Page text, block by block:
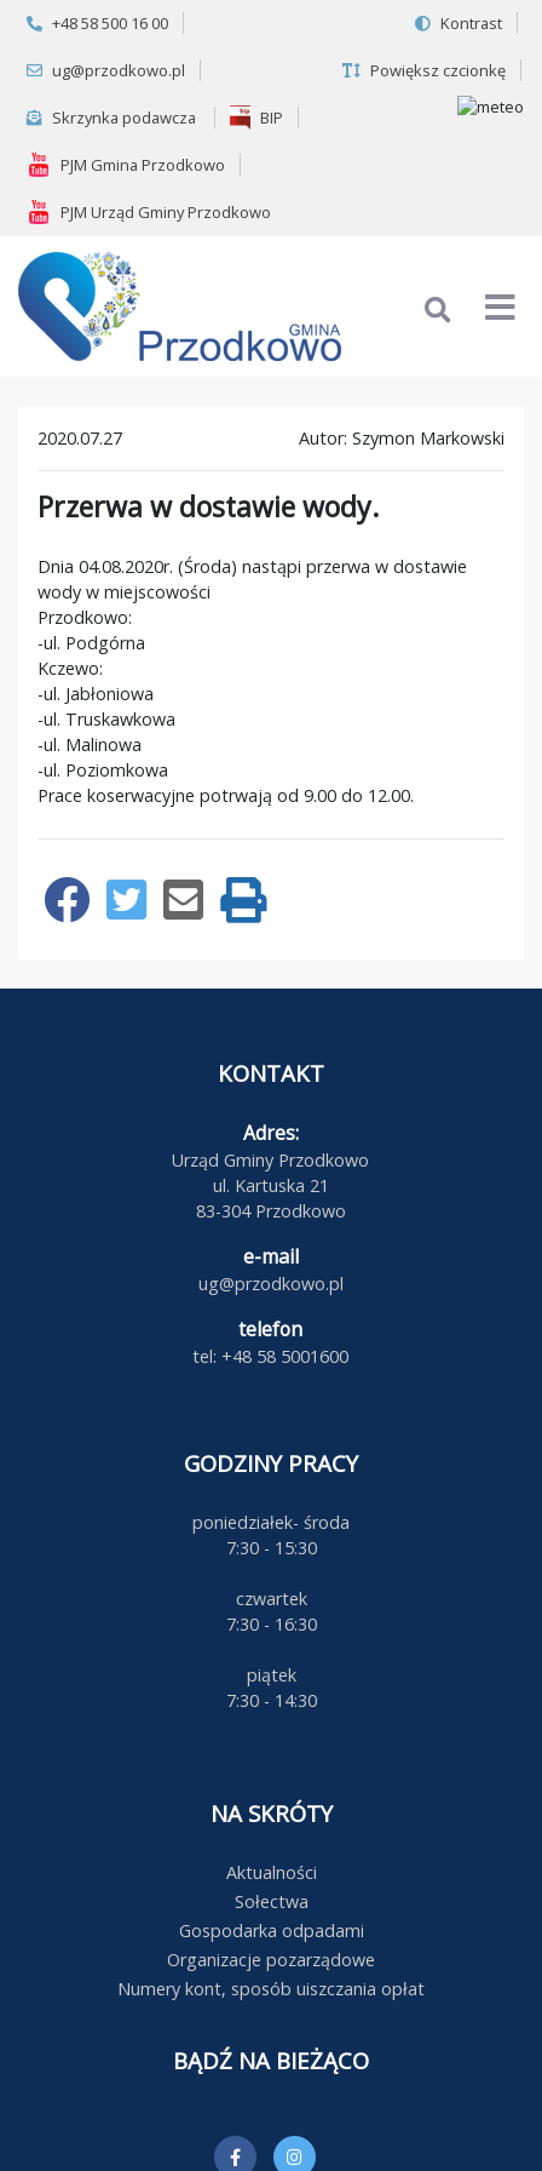
+48 58 500 16 00
ug@przodkowo.pl
Skrzynka podawcza BIP
PJM Gmina Przodkowo
PJM Urząd Gminy Przodkowo
Kontrast
Powiększ czcionkę
2020.07.27 Autor: Szymon Markowski
Przerwa w dostawie wody.
Dnia 04.08.2020r. (Środa) nastąpi przerwa w dostawie
wody w miejscowości
Przodkowo:
-ul. Podgórna
Kczewo:
-ul. Jabłoniowa
-ul. Truskawkowa
-ul. Malinowa
-ul. Poziomkowa
Prace koserwacyjne potrwają od 9.00 do 12.00.
KONTAKT
Adres:
Urząd Gminy Przodkowo
ul. Kartuska 21
83-304 Przodkowo
e-mail
ug@przodkowo.pl
telefon
tel: +48 58 5001600
GODZINY PRACY
poniedziałek- środa
7:30 - 15:30
czwartek
7:30 - 16:30
piątek
7:30 - 14:30
NA SKRÓTY
Aktualności
Sołectwa
Gospodarka odpadami
Organizacje pozarządowe
Numery kont, sposób uiszczania opłat
BĄDŹ NA BIEŻĄCO